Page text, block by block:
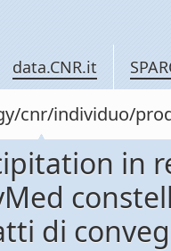
data.CNR.it
cnr/individuo/
in
di